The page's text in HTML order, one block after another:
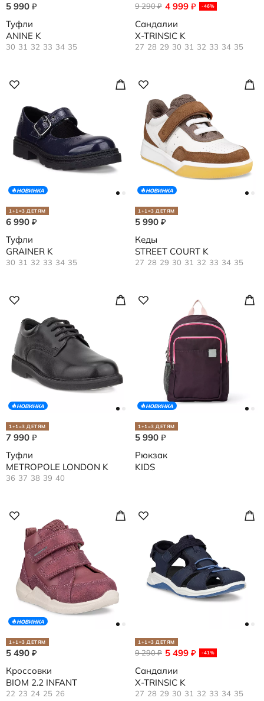
5 990 ₽
Туфли
ANINE K
30 31 32 33 34 35
4 999 ₽ -46%
9 290₽
Сандалии
X-TRINSIC K
27 28 29 30 31 32 33 34 35
НОВИНКА
1+1=3 ДЕТЯМ
6 990 ₽
Туфли
GRAINER K
30 31 32 33 34 35
НОВИНКА
1+1=3 ДЕТЯМ
5 990 ₽
Кеды
STREET COURT K
27 28 29 30 31 32 33 34 35
НОВИНКА
1+1=3 ДЕТЯМ
7 990 ₽
Туфли
METROPOLE LONDON K
36 37 38 39 40
НОВИНКА
1+1=3 ДЕТЯМ
5 990 ₽
Рюкзак
KIDS
НОВИНКА
1+1=3 ДЕТЯМ
5 490 ₽
Кроссовки
BIOM 2.2 INFANT
22 23 24 25 26
1+1=3 ДЕТЯМ
5 499 ₽ -41%
9 290₽
Сандалии
X-TRINSIC K
27 28 29 30 31 32 33 34 35